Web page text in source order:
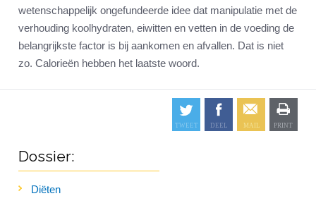
wetenschappelijk ongefundeerde idee dat manipulatie met de
verhouding koolhydraten, eiwitten en vetten in de voeding de
belangrijkste factor is bij aankomen en afvallen. Dat is niet
zo. Calorieën hebben het laatste woord.
Dossier:
Diëten